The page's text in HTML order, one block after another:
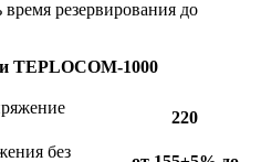
время резервирования до
TEPLOCOM-1000
220
без